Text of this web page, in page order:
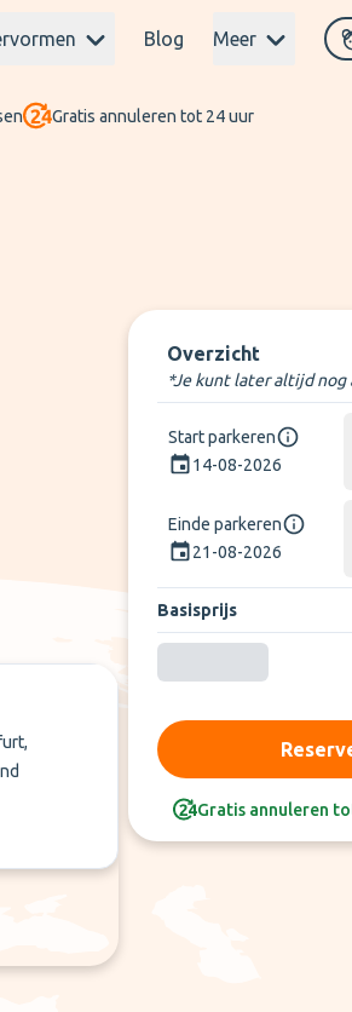
Blog Meer
Gratis annuleren tot 24 uur
Overzicht
*Je kunt later altijd nog
Start parkeren
14-08-2026
Einde parkeren
21-08-2026
Basisprijs
Gratis annuleren